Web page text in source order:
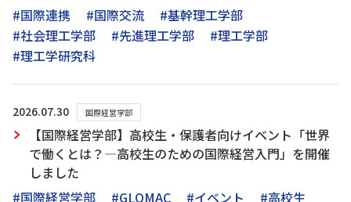
#国際連携
#国際交流
#基幹理工学部
#社会理工学部
#先進理工学部
#理工学部
#理工学研究科
2026.07.30 国際経営学部
【国際経営学部】高校生・保護者向けイベント「世界
で働くとは？―高校生のための国際経営入門」を開催
しました
#国際経営学部
#GLOMAC #イベント #高校生